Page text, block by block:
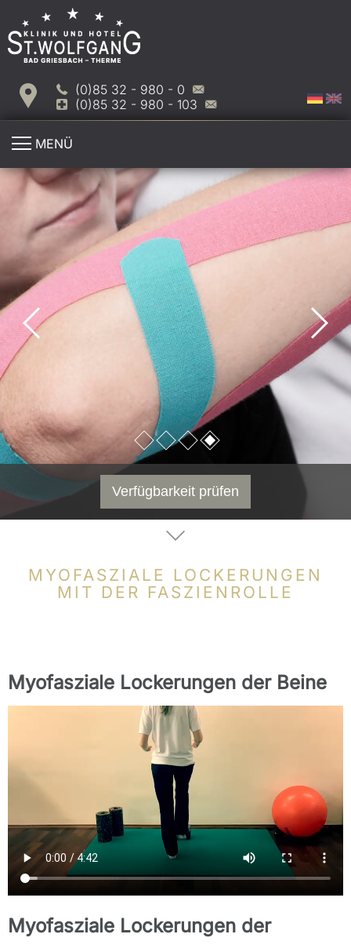
(0)85 32 - 980 - 0
(0)85 32 - 980 - 103
MENÜ
Verfügbarkeit prüfen
MYOFASZIALE LOCKERUNGEN
MIT DER FASZIENROLLE
Myofasziale Lockerungen der Beine
Myofasziale Lockerungen der